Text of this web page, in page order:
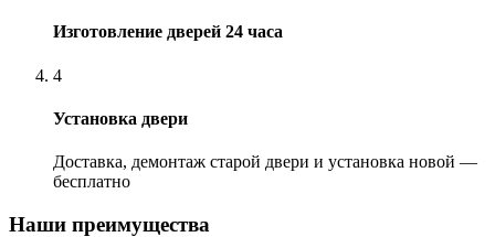
Изготовление дверей 24 часа
4
Установка двери
Доставка, демонтаж старой двери и установка новой —
бесплатно
Наши преимущества